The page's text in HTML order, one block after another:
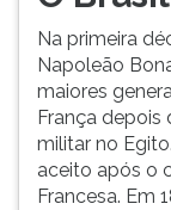
Na primeira
Napoleão
maiores
França depois
militar no
aceito após o
Francesa. Em